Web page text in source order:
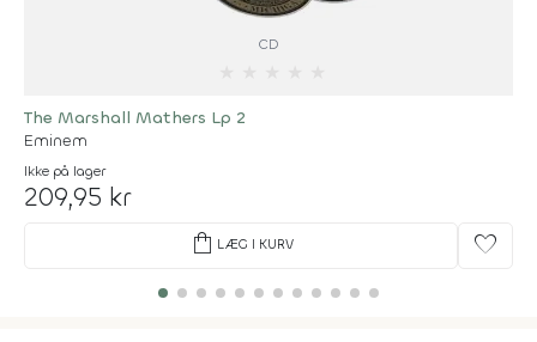
CD
The Marshall Mathers Lp 2
Eminem
Ikke på lager
209,95 kr
shopping_bag LÆG I KURV favorite